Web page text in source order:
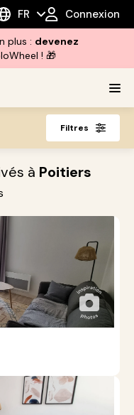
FR Connexion
plus : devenez
! 🎁
Filtres
à Poitiers